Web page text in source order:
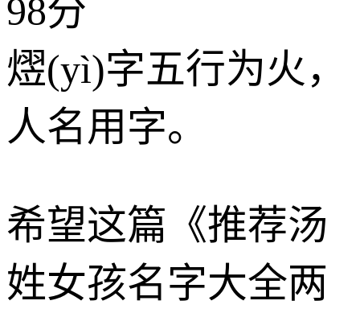
98分
熤(yì)字五行为火 ，
人名用字。
希望这篇《推荐汤
姓女孩名字大全两